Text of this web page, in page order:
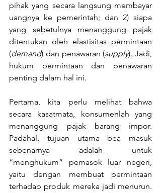
pihak yang secara langsung membayar
uangnya ke pemerintah; dan 2) siapa
yang sebetulnya menanggung pajak
ditentukan oleh elastisitas permintaan
(demand) dan penawaran (supply). Jadi,
hukum permintaan dan penawaran
penting dalam hal ini.
Pertama, kita perlu melihat bahwa
secara kasatmata, konsumenlah yang
menanggung pajak barang impor.
Padahal, tujuan utama bea masuk
sebenarnya adalah untuk
“menghukum” pemasok luar negeri,
yaitu dengan membuat permintaan
terhadap produk mereka jadi menurun.